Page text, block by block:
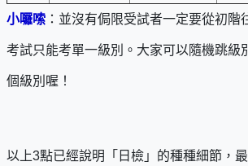
小囉嗦 ：並沒有侷限受試者一定要從初階
考試只能考單一級別。大家可以隨機跳級
個級別喔！
以上3點已經說明「日檢」的種種細節，